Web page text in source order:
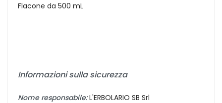
Flacone da 500 mL
Informazioni sulla sicurezza
Nome responsabile:L'ERBOLARIO SB Srl